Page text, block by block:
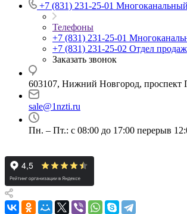
+7 (831) 231-25-01 Многоканальный
Телефоны
+7 (831) 231-25-01
+7 (831) 231-25-02 Отдел продаж
Заказать звонок
603107, Нижний Новгород, проспект
sale@1nzti.ru
Пн. – Пт.: с 08:00 до 17:00 перерыв